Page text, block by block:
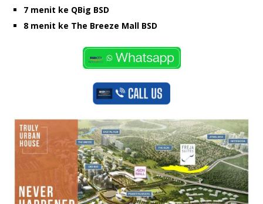
7 menit ke QBig BSD
8 menit ke The Breeze Mall BSD